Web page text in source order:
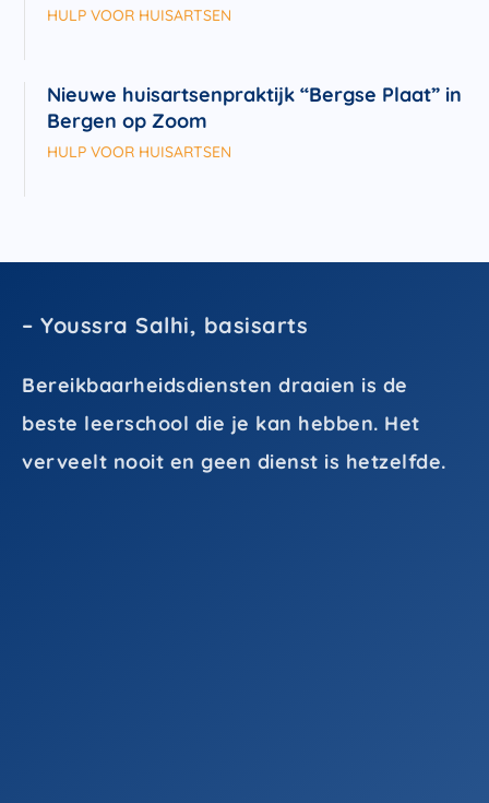
HULP VOOR HUISARTSEN
Nieuwe huisartsenpraktijk “Bergse Plaat” in
Bergen op Zoom
HULP VOOR HUISARTSEN
– Youssra Salhi, basisarts
Bereikbaarheidsdiensten draaien is de
beste leerschool die je kan hebben. Het
verveelt nooit en geen dienst is hetzelfde.